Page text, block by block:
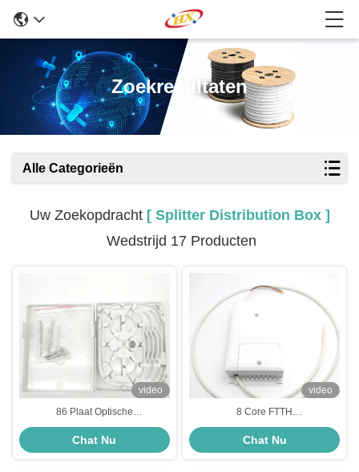
Zoekresultaten
Alle Categorieën
Uw Zoekopdracht [ Splitter Distribution Box ]
Wedstrijd 17 Producten
video
86 Plaat Optische
Beëindigingsdoos Splicing
Functie Indoor FTTH Splitter
Verdeelkast
Chat Nu
video
8 Core FTTH
glasvezelverdeelkast Gang
optische aansluitdoos
Chat Nu